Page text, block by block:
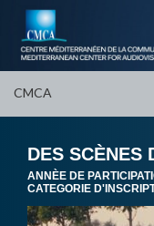
CMCA
DES SCÈNES
ANNÈE DE
CATEGORIE